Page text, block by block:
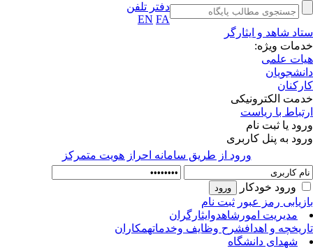
دفتر تلفن
EN FA
شاهد و ایثارگر
ویژه:
علمی
الکترونیکی
با ریاست
یا ثبت نام
به پنل کاربری
ورود از طريق سامانه احراز هويت متمركز
ورود خودکار
رمز عبور ثبت نام
مدیریت امورشاهدوایثارگران
و اهداف شرح وظایف وخدماتهمکاران
شهدای دانشگاه